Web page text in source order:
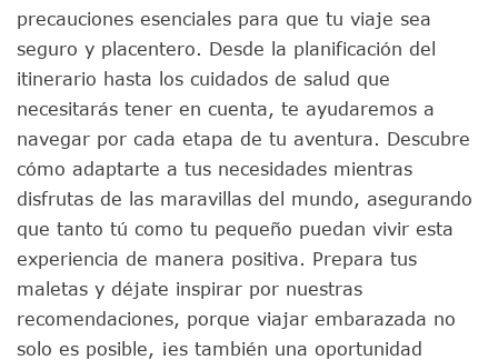
precauciones esenciales para que tu viaje sea
seguro y placentero. Desde la planificación del
itinerario hasta los cuidados de salud que
necesitarás tener en cuenta, te ayudaremos a
navegar por cada etapa de tu aventura. Descubre
cómo adaptarte a tus necesidades mientras
disfrutas de las maravillas del mundo, asegurando
que tanto tú como tu pequeño puedan vivir esta
experiencia de manera positiva. Prepara tus
maletas y déjate inspirar por nuestras
recomendaciones, porque viajar embarazada no
solo es posible, ¡es también una oportunidad